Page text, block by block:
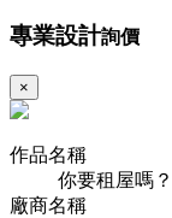
專業設計詢價
×
作品名稱
你要租屋嗎
廠商名稱